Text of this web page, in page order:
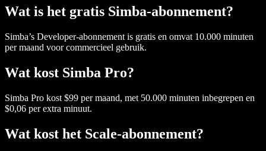
Wat is het gratis Simba-abonnement?
Simba’s Developer-abonnement is gratis en omvat 10.000 minuten
per maand voor commercieel gebruik.
Wat kost Simba Pro?
Simba Pro kost $99 per maand, met 50.000 minuten inbegrepen en
$0,06 per extra minuut.
Wat kost het Scale-abonnement?